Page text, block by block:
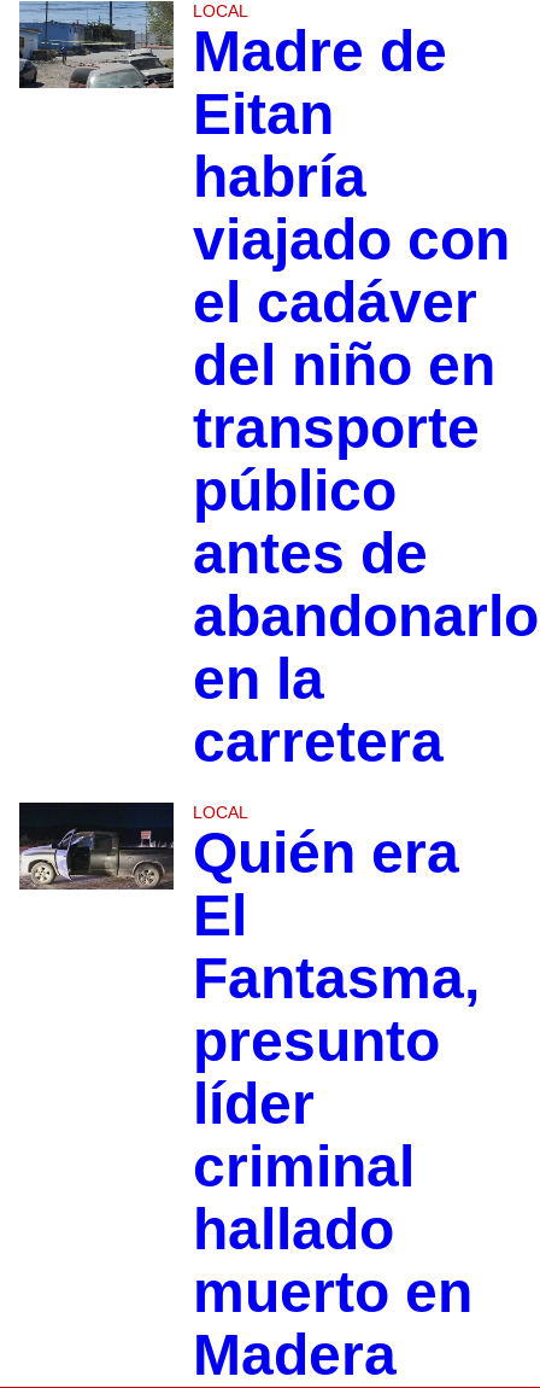
LOCAL
Madre de
Eitan
habría
viajado con
el cadáver
del niño en
transporte
público
antes de
abandonarlo
en la
carretera
LOCAL
Quién era
El
Fantasma,
presunto
líder
criminal
hallado
muerto en
Madera